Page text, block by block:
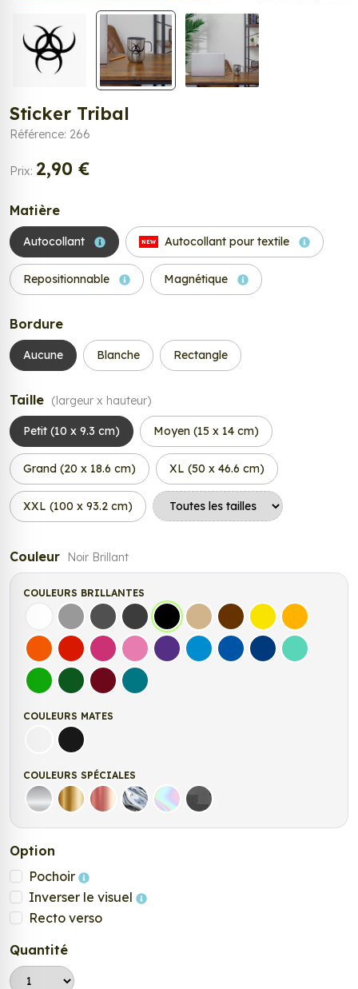
Sticker Tribal
Référence: 266
Prix: 2,90 €
Matière
Autocollant NEW Autocollant pour textile
Repositionnable Magnétique
Bordure
Aucune Blanche Rectangle
Taille (largeur x hauteur)
Petit (10 x 9.3 cm) Moyen (15 x 14 cm)
Grand (20 x 18.6 cm) XL (50 x 46.6 cm)
XXL (100 x 93.2 cm)
Couleur Noir Brillant
COULEURS BRILLANTES
Blanc Gris Gris FoncéGris Anthracite
Noir Beige Marron Jaune ClairJaune
OrangeRouge FuchsiaRose Violet Bleu clairBleu MoyenBleu FoncéBleu Vert
Vert clairVert FoncéBordeauxTurquoise
COULEURS MATES
Blanc matNoir mat
COULEURS SPÉCIALES
Argent Or Rose Gold
ChromeHolographique
Carbone Noir
Option
Pochoir
Inverser le visuel
Recto verso
Quantité